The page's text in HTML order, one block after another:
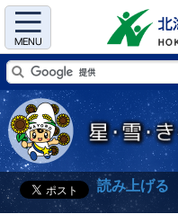
Menu
読み上げる